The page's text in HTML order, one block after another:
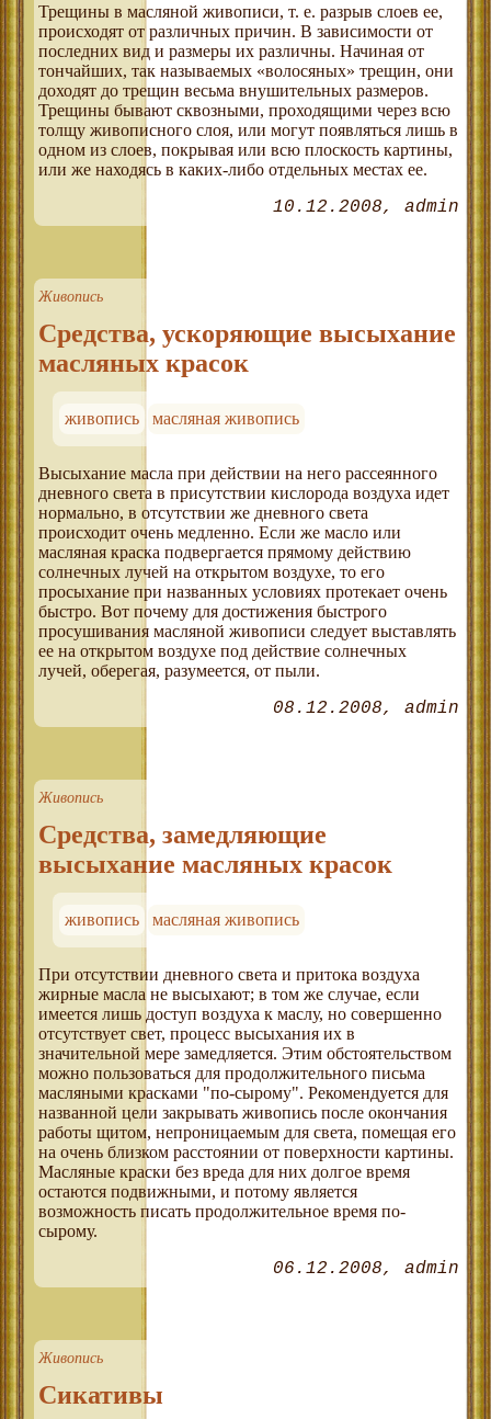
Трещины в масляной живописи, т. е. разрыв слоев ее,
происходят от различных причин. В зависимости от
последних вид и размеры их различны. Начиная от
тончайших, так называемых «волосяных» трещин, они
доходят до трещин весьма внушительных размеров.
Трещины бывают сквозными, проходящими через всю
толщу живописного слоя, или могут появляться лишь в
одном из слоев, покрывая или всю плоскость картины,
или же находясь в каких-либо отдельных местах ее.
10.12.2008 admin
Живопись
Средства, ускоряющие высыхание
масляных красок
живопись масляная живопись
Высыхание масла при действии на него рассеянного
дневного света в присутствии кислорода воздуха идет
нормально, в отсутствии же дневного света
происходит очень медленно. Если же масло или
масляная краска подвергается прямому действию
солнечных лучей на открытом воздухе, то его
просыхание при названных условиях протекает очень
быстро. Вот почему для достижения быстрого
просушивания масляной живописи следует выставлять
ее на открытом воздухе под действие солнечных
лучей, оберегая, разумеется, от пыли.
08.12.2008 admin
Живопись
Средства, замедляющие
высыхание масляных красок
живопись масляная живопись
При отсутствии дневного света и притока воздуха
жирные масла не высыхают; в том же случае, если
имеется лишь доступ воздуха к маслу, но совершенно
отсутствует свет, процесс высыхания их в
значительной мере замедляется. Этим обстоятельством
можно пользоваться для продолжительного письма
масляными красками "по-сырому". Рекомендуется для
названной цели закрывать живопись после окончания
работы щитом, непроницаемым для света, помещая его
на очень близком расстоянии от поверхности картины.
Масляные краски без вреда для них долгое время
остаются подвижными, и потому является
возможность писать продолжительное время по-
сырому.
06.12.2008 admin
Живопись
Сикативы